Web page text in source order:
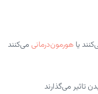
یا هورمون‌درمانی می‌کنند
می‌گذارند